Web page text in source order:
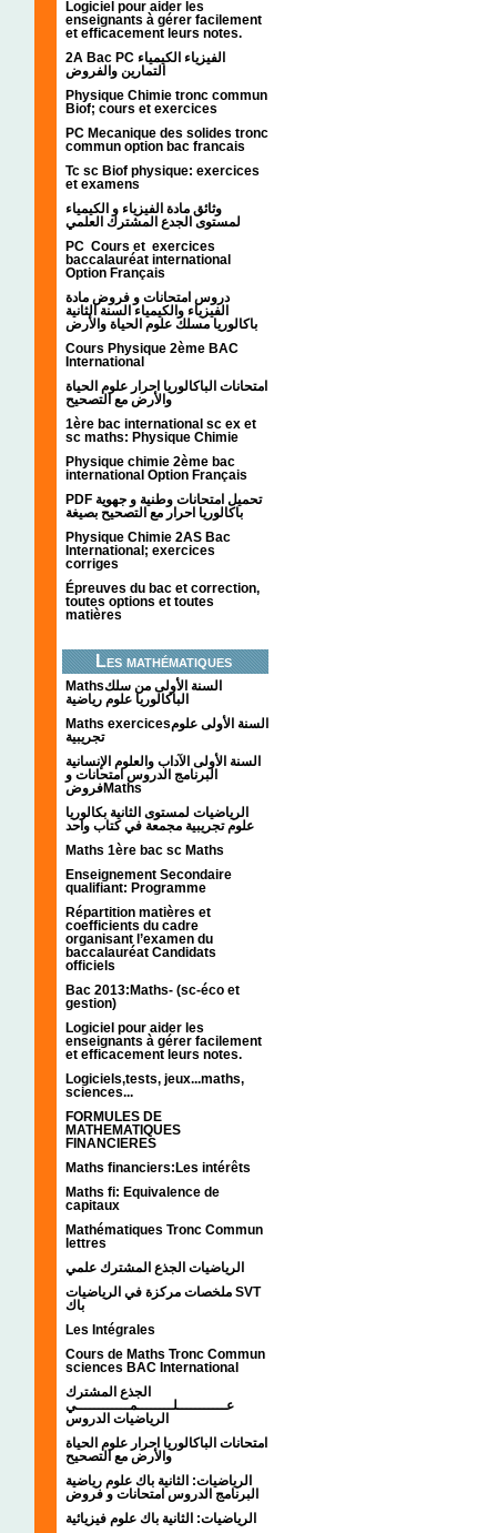
Logiciel pour aider les
enseignants à gérer facilement
et efficacement leurs notes.
2A Bac PC الفيزياء الكيمياء
التمارين والفروض
Physique Chimie tronc commun
Biof; cours et exercices
PC Mecanique des solides tronc
commun option bac francais
Tc sc Biof physique: exercices
et examens
وثائق مادة الفيزياء و الكيمياء
PC Cours et exercices
baccalauréat international
Option Français
دروس امتحانات و فروض مادة
الفيزياء والكيمياء السنة الثانية
باكالوريا مسلك علوم الحياة والأرض
Cours Physique 2ème BAC
International
امتحانات الباكالوريا احرار علوم الحياة
والأرض مع التصحيح
1ère bac international sc ex et
sc maths: Physique Chimie
Physique chimie 2ème bac
international Option Français
PDF تحميل امتحانات وطنية و جهوية
باكالوريا احرار مع التصحيح بصيغة
Physique Chimie 2AS Bac
International; exercices
corriges
Épreuves du bac et correction,
toutes options et toutes
matières
Les mathématiques
Mathsالسنة الأولى من سلك
الباكالوريا علوم رياضية
Maths exercicesالسنة الأولى علوم
تجريبية
السنة الأولى الآداب والعلوم الإنسانية
البرنامج الدروس امتحانات و
فروضMaths
الرياضيات لمستوى الثانية بكالوريا
علوم تجريبية مجمعة في كتاب واحد
Maths 1ère bac sc Maths
Enseignement Secondaire
qualifiant: Programme
Répartition matières et
coefficients du cadre
organisant l’examen du
baccalauréat Candidats
officiels
Bac 2013:Maths- (sc-éco et
gestion)
Logiciel pour aider les
enseignants à gérer facilement
et efficacement leurs notes.
Logiciels,tests, jeux...maths,
sciences...
FORMULES DE
MATHEMATIQUES
FINANCIERES
Maths financiers:Les intérêts
Maths fi: Equivalence de
capitaux
Mathématiques Tronc Commun
lettres
الرياضيات الجذع المشترك علمي
ملخصات مركزة في الرياضيات SVT
باك
Les Intégrales
Cours de Maths Tronc Commun
sciences BAC International
الجذع المشترك
عـــــــــــلــــــــمــــــــــــي
الرياضيات الدروس
امتحانات الباكالوريا احرار علوم الحياة
والأرض مع التصحيح
الرياضيات: الثانية باك علوم رياضية
البرنامج الدروس امتحانات و فروض
الرياضيات: الثانية باك علوم فيزيائية